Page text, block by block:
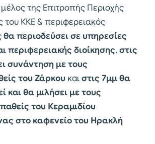
μέλος της Επιτροπής Περιοχής
ΚΚΕ & περιφερειακός
θα περιοδεύσει σε υπηρεσίες
περιφερειακής διοίκησης, στις
συνάντηση με τους
του Ζάρκου καιστις 7μμ θα
και θα μιλήσει με τους
του Κεραμιδίου
στο καφενείο του Ηρακλή